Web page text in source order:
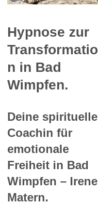
Hypnose zur
Transformatio
n in Bad
Wimpfen.
Deine spirituelle
Coachin für
emotionale
Freiheit in Bad
Wimpfen – Irene
Matern.